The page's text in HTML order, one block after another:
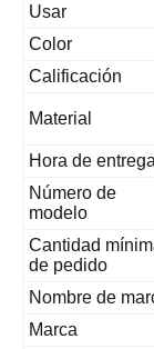
Usar
Color
Calificación
Material
Hora de entrega
Número de
modelo
Cantidad
de pedido
Nombre de
Marca